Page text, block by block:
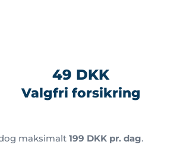
49 DKK
Valgfri forsikring
maksimalt 199 DKK pr. dag.